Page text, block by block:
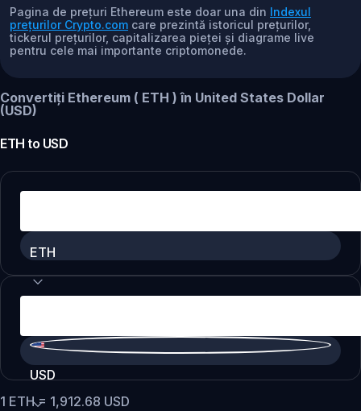
Pagina de prețuri Ethereum este doar una din Indexul
prețurilor Crypto.com care prezintă istoricul prețurilor,
tickerul prețurilor, capitalizarea pieței și diagrame live
pentru cele mai importante criptomonede.
Convertiți Ethereum ( ETH ) în United States Dollar
(USD)
ETH to USD
ETH
USD
1 ETH= 1,912.68 USD